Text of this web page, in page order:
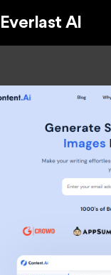
Everlast AI